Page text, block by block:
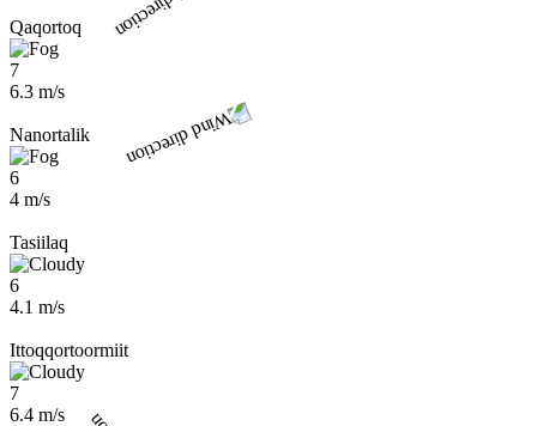
Qaqortoq
7
6.3 m/s
Nanortalik
6
4 m/s
Tasiilaq
6
4.1 m/s
Ittoqqortoormiit
7
6.4 m/s